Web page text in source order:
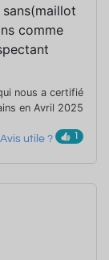
comme
nous a certifié
en Avril 2025
Avis utile ? 1